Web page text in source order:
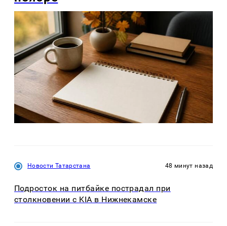
Новости Татарстана 48 минут назад
Подросток на питбайке пострадал при
столкновении с KIA в Нижнекамске